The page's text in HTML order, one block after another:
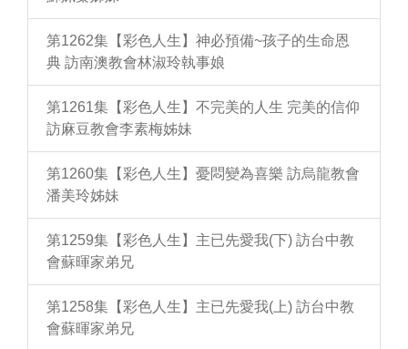
第1262集【彩色人生】神必預備~孩子的生命恩
典 訪南澳教會林淑玲執事娘
第1261集【彩色人生】不完美的人生 完美的信仰
訪麻豆教會李素梅姊妹
第1260集【彩色人生】憂悶變為喜樂 訪烏龍教會
潘美玲姊妹
第1259集【彩色人生】主已先愛我(下) 訪台中教
會蘇暉家弟兄
第1258集【彩色人生】主已先愛我(上) 訪台中教
會蘇暉家弟兄